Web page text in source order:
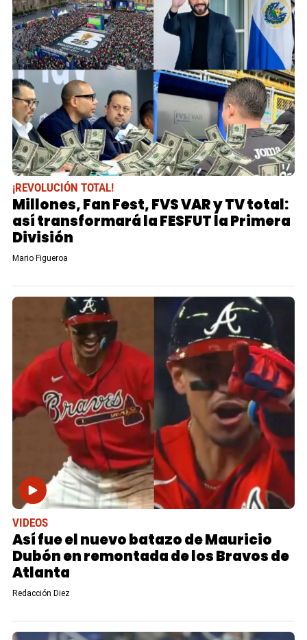
¡REVOLUCIÓN TOTAL!
Millones, Fan Fest, FVS VAR y TV total:
así transformará la FESFUT la Primera
División
Mario Figueroa
VIDEOS
Así fue el nuevo batazo de Mauricio
Dubón en remontada de los Bravos de
Atlanta
Redacción Diez